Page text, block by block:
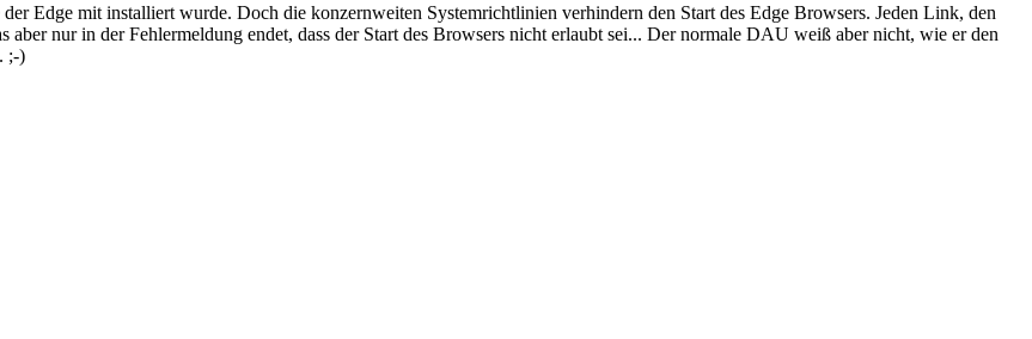
Edge mit installiert wurde. Doch die konzernweiten Systemrichtlinien verhindern den Start des Edge Browsers. Jeden Link, den
nur in der Fehlermeldung endet, dass der Start des Browsers nicht erlaubt sei... Der normale DAU weiß aber nicht, wie er den
;-)